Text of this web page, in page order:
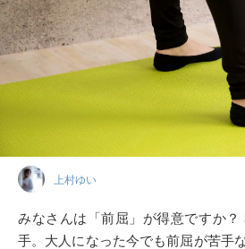
上村ゆい
みなさんは「前屈」が得意ですか
手。大人になった今でも前屈が苦手